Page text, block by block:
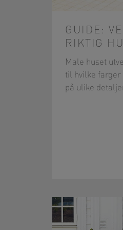
GUIDE:
RIKTIG
Male huset
til hvilke farger
på ulike